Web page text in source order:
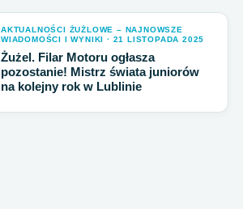
AKTUALNOŚCI ŻUŻLOWE – NAJNOWSZE
WIADOMOŚCI I WYNIKI · 21 LISTOPADA 2025
Żużel. Filar Motoru ogłasza
pozostanie! Mistrz świata juniorów
na kolejny rok w Lublinie